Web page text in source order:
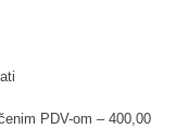
PDV-om – 400,00